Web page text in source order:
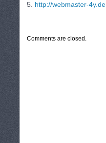
5. http://webmaster-4y.de
Comments are closed.